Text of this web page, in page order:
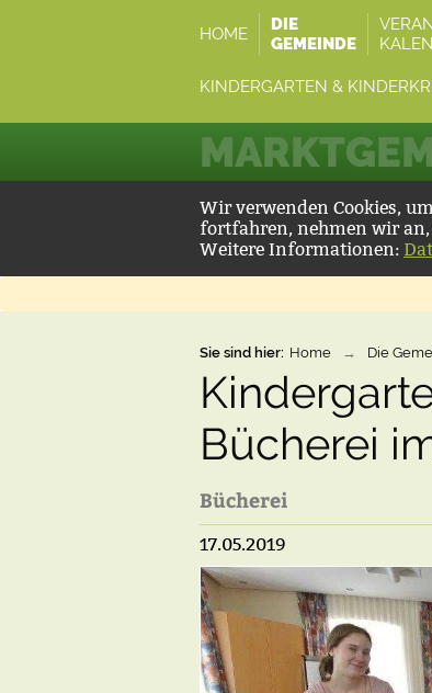
HOME
DIE
GEMEINDE
KINDERGARTEN &
Wir verwenden Cookies,
fortfahren, nehmen wir an,
Weitere Informationen:
Sie sind hier: Home → Die
Bücherei
Bücherei
17.05.2019